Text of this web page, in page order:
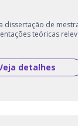
de
teóricas
detalhes